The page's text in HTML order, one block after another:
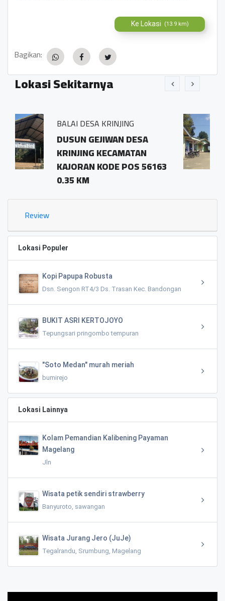
Ke Lokasi (13.9 km)
Bagikan:
Lokasi Sekitarnya
DESA
POS 56163
BALAI DESA
Sidosari Rt/Rw
pringombo
magelang.56161
Review
Lokasi Populer
Kopi Papupa Robusta
Dsn. Sengon RT4/3 Ds. Trasan Kec. Bandongan
BUKIT ASRI KERTOJOYO
Tepungsari pringombo tempuran
"Soto Medan" murah meriah
bumirejo
Lokasi Lainnya
Kolam Pemandian Kalibening Payaman
Magelang
Jln
Wisata petik sendiri strawberry
Banyuroto, sawangan
Wisata Jurang Jero (JuJe)
Tegalrandu, Srumbung, Magelang